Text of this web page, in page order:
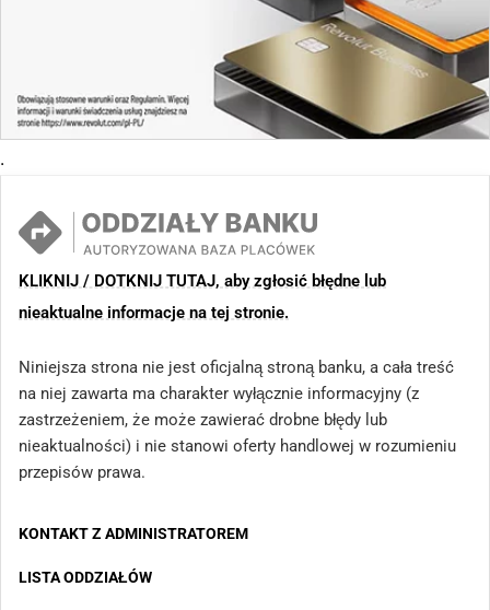
.
KLIKNIJ / DOTKNIJ TUTAJ, aby zgłosić błędne lub
nieaktualne informacje na tej stronie.
Niniejsza strona nie jest oficjalną stroną banku, a cała treść
na niej zawarta ma charakter wyłącznie informacyjny (z
zastrzeżeniem, że może zawierać drobne błędy lub
nieaktualności) i nie stanowi oferty handlowej w rozumieniu
przepisów prawa.
KONTAKT Z ADMINISTRATOREM
LISTA ODDZIAŁÓW